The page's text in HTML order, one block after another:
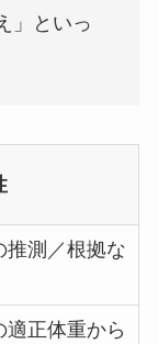
」といっ
推測／根拠な
正体重から